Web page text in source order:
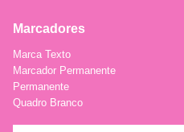
Marcadores
Marca Texto
Marcador Permanente
Permanente
Quadro Branco